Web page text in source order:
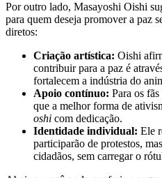
Por outro lado, Masayoshi Oishi
para quem deseja promover a paz
diretos:
Criação artística: Oishi
contribuir para a paz é
fortalecem a indústria do
Apoio contínuo: Para os
que a melhor forma de
oshi com dedicação.
Identidade individual: Ele
participarão de protestos,
cidadãos, sem carregar o